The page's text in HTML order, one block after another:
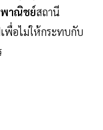
าณิชย์สถานี
พื่อไม่ให้กระทบกับ